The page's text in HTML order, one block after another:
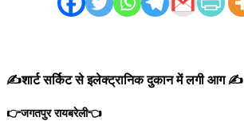
✍️शार्ट सर्किट से इलेक्ट्रानिक दुकान में लगी आग ✍️
👉जगतपुर रायबरेली👈